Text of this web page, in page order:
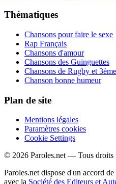
Thématiques
Chansons pour faire le sexe
Rap Français
Chansons d'amour
Chansons des Guinguettes
Chansons de Rugby et
Chanson bonne humeur
Plan de site
Mentions légales
Paramètres cookies
Cookie Settings
© 2026 Paroles.net — Tous droits
Paroles.net dispose d'un accord
avec la Société des Editeurs et